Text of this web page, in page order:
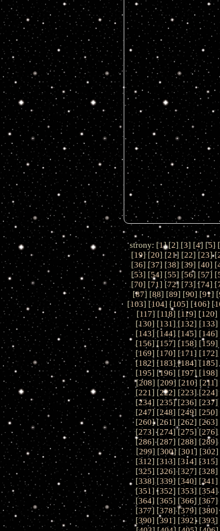
strony: [1] [2] [3] [4] [5] [
[19] [20] [21] [22] [23] [
[36] [37] [38] [39] [40] [
[53] [54] [55] [56] [57] [
[70] [71] [72] [73] [74] [
[87] [88] [89] [90] [91] [
[103] [104] [105] [106] [
[117] [118] [119] [120]
[130] [131] [132] [133]
[143] [144] [145] [146]
[156] [157] [158] [159]
[169] [170] [171] [172]
[182] [183] [184] [185]
[195] [196] [197] [198]
[208] [209] [210] [211]
[221] [222] [223] [224]
[234] [235] [236] [237]
[247] [248] [249] [250]
[260] [261] [262] [263]
[273] [274] [275] [276]
[286] [287] [288] [289]
[299] [300] [301] [302]
[312] [313] [314] [315]
[325] [326] [327] [328]
[338] [339] [340] [341]
[351] [352] [353] [354]
[364] [365] [366] [367]
[377] [378] [379] [380]
[390] [391] [392] [393]